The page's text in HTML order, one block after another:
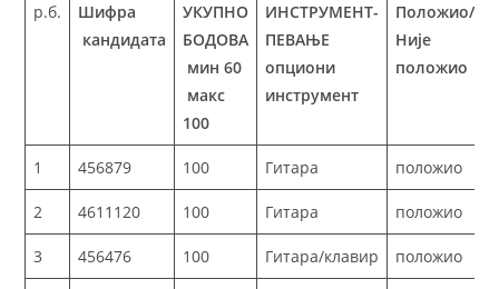
р.б.
Шифра
кандидата
УКУПНО
БОДОВА
мин 60
макс
100
ИНСТРУМЕНТ-
ПЕВАЊЕ
опциони
инструмент
Положио/
Није
положио
1 456879 100 Гитара положио
2 4611120 100 Гитара положио
3 456476 100 Гитара/клавир положио